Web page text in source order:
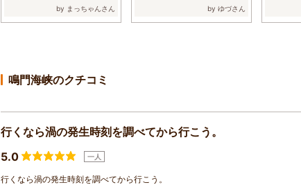
ト購入、美術館...by まっちゃんさん
な方向から渦潮が...by ゆづさん
はとて
鳴門海峡のクチコミ
行くなら渦の発生時刻を調べてから行こう。
5.0
一人
行くなら渦の発生時刻を調べてから行こう。